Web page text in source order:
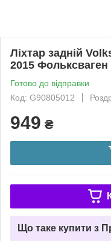
Ліхтар задній
2015 Фольксваген
Готово до відправки
Код: G90805012
949 ₴
Що таке купити з